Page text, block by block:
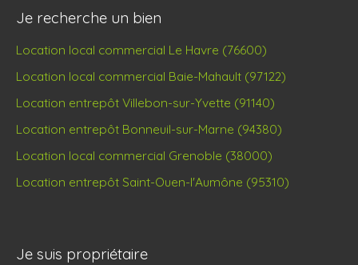
Je recherche un bien
Location local commercial Le Havre (76600)
Location local commercial Baie-Mahault (97122)
Location entrepôt Villebon-sur-Yvette (91140)
Location entrepôt Bonneuil-sur-Marne (94380)
Location local commercial Grenoble (38000)
Location entrepôt Saint-Ouen-l'Aumône (95310)
Je suis propriétaire